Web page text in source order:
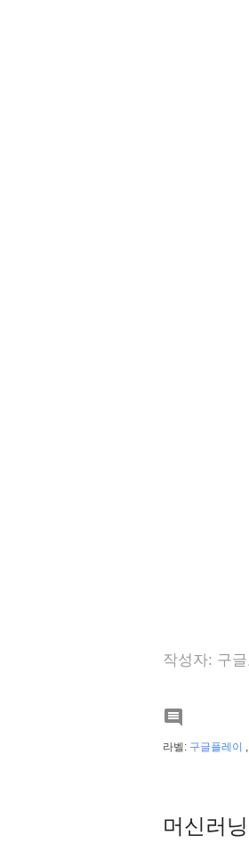
작성자: 구

라벨: 구글플레이 ,
머신러